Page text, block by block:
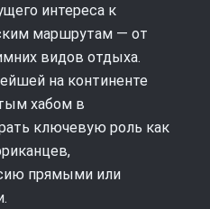
интереса к
маршрутам — от
видов отдыха.
на континенте
хабом в
ключевую роль как
прямыми или